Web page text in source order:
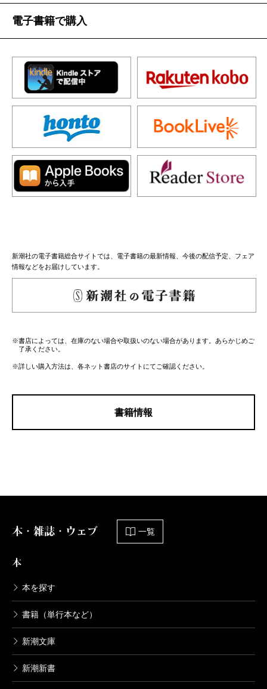
電子書籍で購入
新潮社の電子書籍総合サイトでは、電子書籍の最新情報、今後の配信予定、フェア
情報などをお届けしています。
※書店によっては、在庫のない場合や取扱いのない場合があります。あらかじめご
了承ください。
※詳しい購入方法は、各ネット書店のサイトにてご確認ください。
書籍情報
本・雑誌・ウェブ 一覧
本
本を探す
書籍（単行本など）
新潮文庫
新潮新書